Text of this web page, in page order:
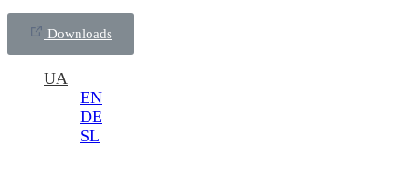
Downloads
UA
EN
DE
SL